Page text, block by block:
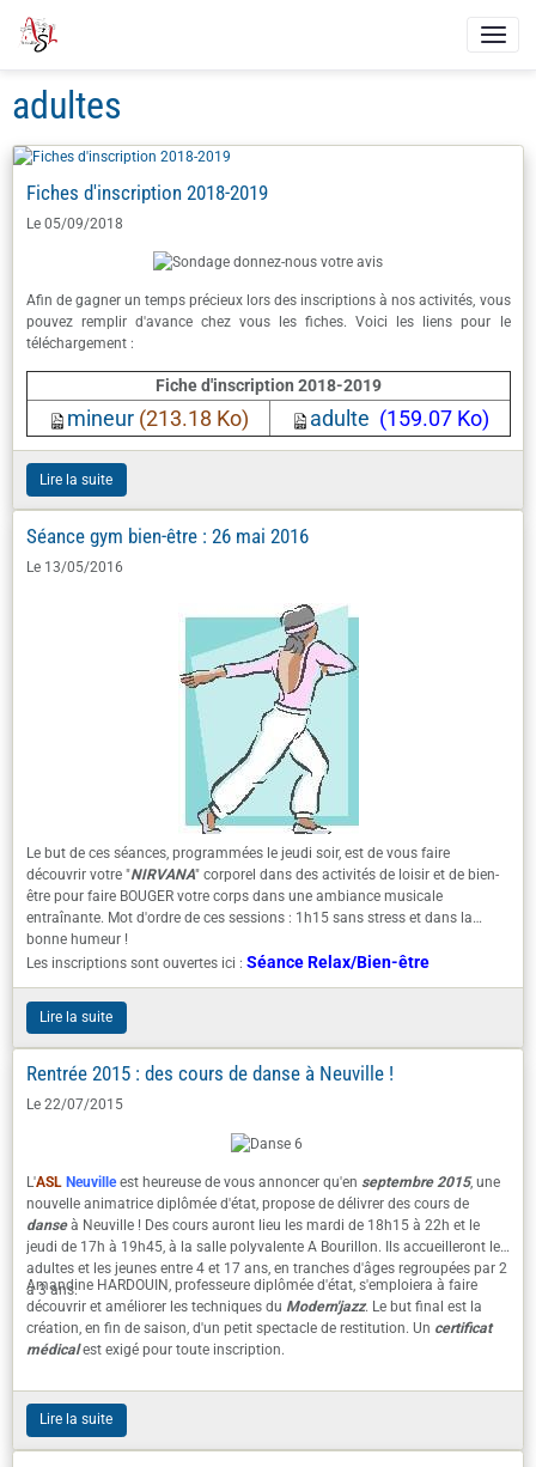
adultes
Fiches d'inscription 2018-2019
Le 05/09/2018
Afin de gagner un temps précieux lors des inscriptions à nos activités, vous
pouvez remplir d'avance chez vous les fiches. Voici les liens pour le
téléchargement :
Fiche d'inscription 2018-2019
mineur (213.18 Ko) adulte (159.07 Ko)
Lire la suite
Séance gym bien-être : 26 mai 2016
Le 13/05/2016
Le but de ces séances, programmées le jeudi soir, est de vous faire
découvrir votre "NIRVANA" corporel dans des activités de loisir et de bien-
être pour faire BOUGER votre corps dans une ambiance musicale
entraînante. Mot d'ordre de ces sessions : 1h15 sans stress et dans la
bonne humeur !
Les inscriptions sont ouvertes ici : Séance Relax/Bien-être
Lire la suite
Rentrée 2015 : des cours de danse à Neuville !
Le 22/07/2015
L'ASL Neuvilleest heureuse de vous annoncer qu'en septembre 2015, une
nouvelle animatrice diplômée d'état, propose de délivrer des cours de
danseà Neuville ! Des cours auront lieu les mardi de 18h15 à 22h et le
jeudi de 17h à 19h45, à la salle polyvalente A Bourillon. Ils accueilleront les
adultes et les jeunes entre 4 et 17 ans, en tranches d'âges regroupées par 2
à 3 ans.
Amandine HARDOUIN, professeure diplômée d'état, s'emploiera à faire
découvrir et améliorer les techniques du Modern'jazz. Le but final est la
création, en fin de saison, d'un petit spectacle de restitution. Un certificat
médicalest exigé pour toute inscription.
Lire la suite